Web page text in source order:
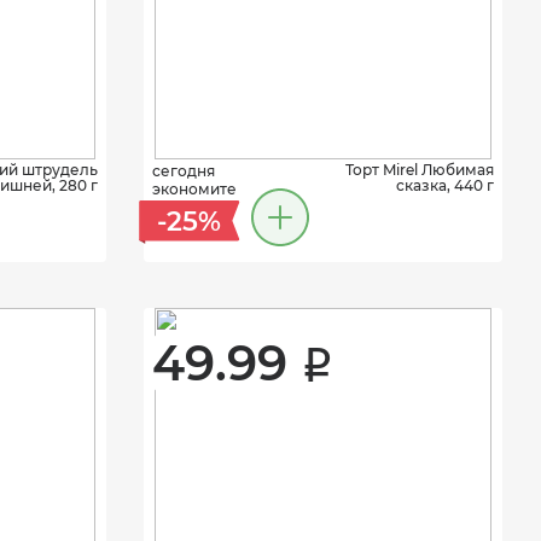
штрудель
280 г
сегодня
экономите
-25%
Торт Mirel Любимая
сказка, 440 г
49.99 i